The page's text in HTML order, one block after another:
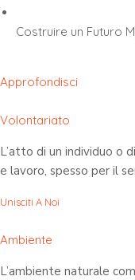
Costruire un Futuro
Approfondisci
Volontariato
L’atto di un individuo o
e lavoro, spesso per il
Unisciti A Noi
Ambiente
L’ambiente naturale